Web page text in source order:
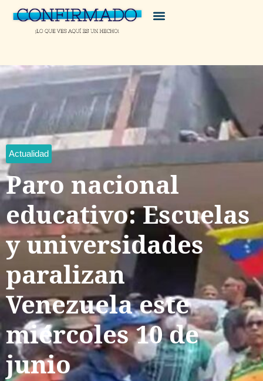
Actualidad
Paro nacional
educativo: Escuelas
y universidades
paralizan
Venezuela este
miércoles 10 de
junio